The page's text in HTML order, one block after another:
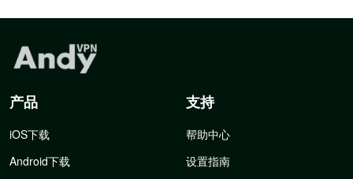
产品
iOS下载
Android下载
支持
帮助中心
设置指南